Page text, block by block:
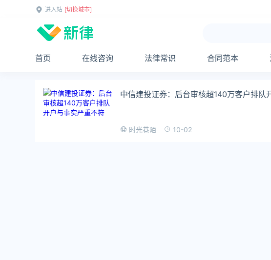
进入站 [切换城市]
首页 在线咨询 法律常识 合同范本
中信建投证券：后台审核超140万客户排队
时光巷陌 10-02